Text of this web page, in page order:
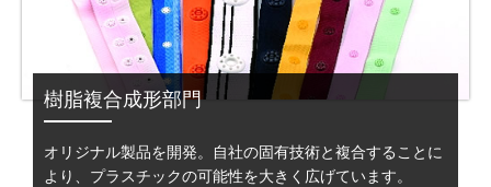
樹脂複合成形部門
オリジナル製品を開発。自社の固有技術と複合することに
より、プラスチックの可能性を大きく広げています。